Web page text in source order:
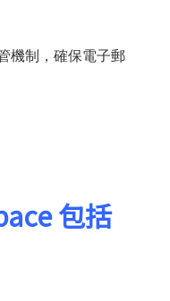
機制，確保電子郵
包括